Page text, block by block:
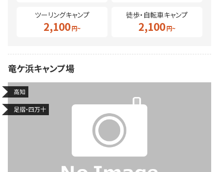
ツーリングキャンプ
2,100
徒歩・自転車キャンプ
2,100
竜ケ浜キャンプ場
高知
足摺・四万十